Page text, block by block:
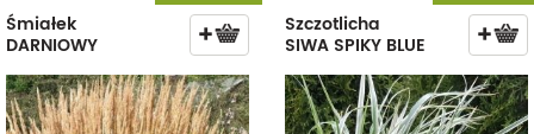
Śmiałek
DARNIOWY
Szczotlicha
SIWA SPIKY BLUE